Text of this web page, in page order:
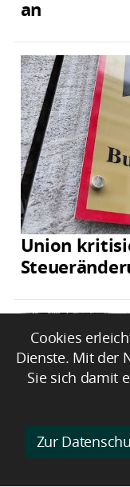
an
Union
Cookies
Dienste. Mit der
Sie sich damit
Zur